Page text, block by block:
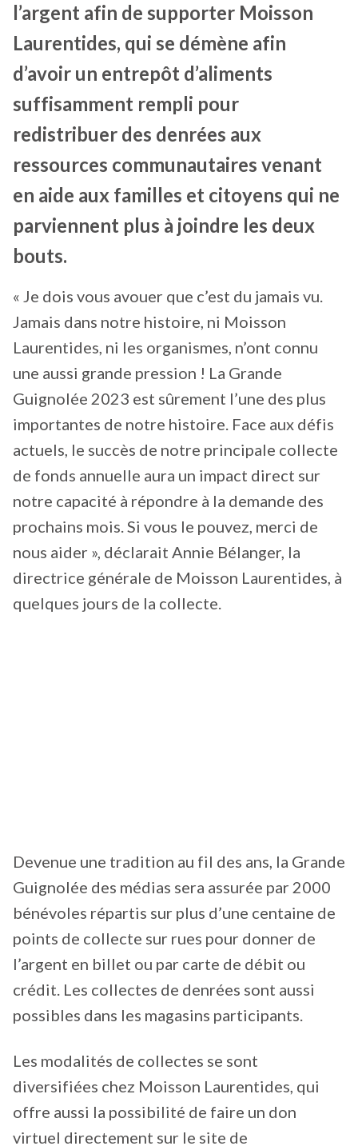
l’argent afin de supporter Moisson
Laurentides, qui se démène afin
d’avoir un entrepôt d’aliments
suffisamment rempli pour
redistribuer des denrées aux
ressources communautaires venant
en aide aux familles et citoyens qui ne
parviennent plus à joindre les deux
bouts.
« Je dois vous avouer que c’est du jamais vu.
Jamais dans notre histoire, ni Moisson
Laurentides, ni les organismes, n’ont connu
une aussi grande pression ! La Grande
Guignolée 2023 est sûrement l’une des plus
importantes de notre histoire. Face aux défis
actuels, le succès de notre principale collecte
de fonds annuelle aura un impact direct sur
notre capacité à répondre à la demande des
prochains mois. Si vous le pouvez, merci de
nous aider », déclarait Annie Bélanger, la
directrice générale de Moisson Laurentides, à
quelques jours de la collecte.
Devenue une tradition au fil des ans, la Grande
Guignolée des médias sera assurée par 2000
bénévoles répartis sur plus d’une centaine de
points de collecte sur rues pour donner de
l’argent en billet ou par carte de débit ou
crédit. Les collectes de denrées sont aussi
possibles dans les magasins participants.
Les modalités de collectes se sont
diversifiées chez Moisson Laurentides, qui
offre aussi la possibilité de faire un don
virtuel directement sur le site de